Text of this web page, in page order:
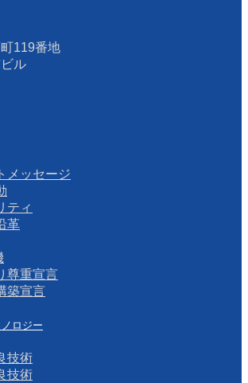
119番地
ル
メッセージ
ティ
革
尊重宣言
築宣言
ロジー
技術
技術